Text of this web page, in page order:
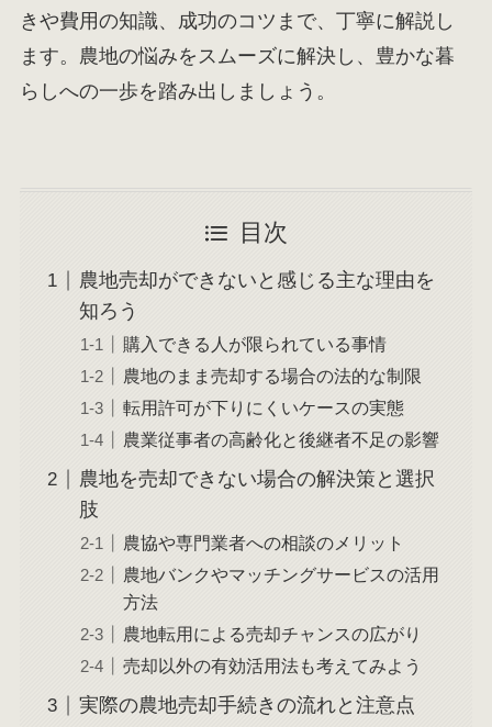
きや費用の知識、成功のコツまで、丁寧に解説し
ます。農地の悩みをスムーズに解決し、豊かな暮
らしへの一歩を踏み出しましょう。
目次
農地売却ができないと感じる主な理由を
知ろう
購入できる人が限られている事情
農地のまま売却する場合の法的な制限
転用許可が下りにくいケースの実態
農業従事者の高齢化と後継者不足の影響
農地を売却できない場合の解決策と選択
肢
農協や専門業者への相談のメリット
農地バンクやマッチングサービスの活用
方法
農地転用による売却チャンスの広がり
売却以外の有効活用法も考えてみよう
実際の農地売却手続きの流れと注意点